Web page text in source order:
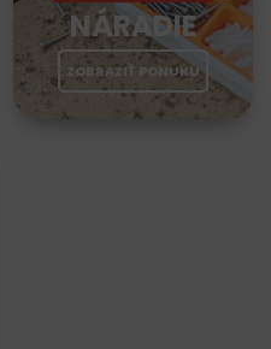
NÁRADIE
ZOBRAZIŤ PONUKU